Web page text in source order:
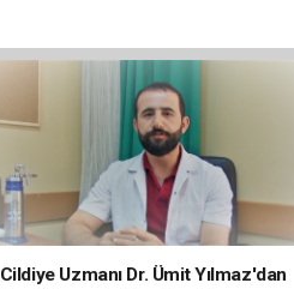
Cildiye Uzmanı Dr. Ümit Yılmaz'dan